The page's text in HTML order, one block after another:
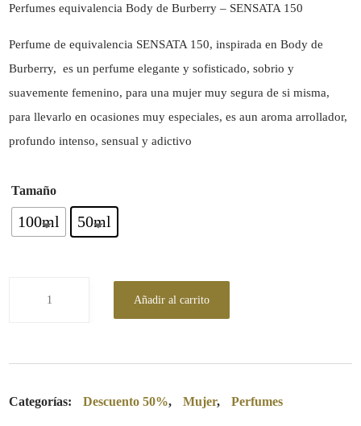
Perfumes equivalencia Body de Burberry – SENSATA 150
Perfume de equivalencia SENSATA 150, inspirada en Body de
Burberry, es un perfume elegante y sofisticado, sobrio y
suavemente femenino, para una mujer muy segura de si misma,
para llevarlo en ocasiones muy especiales, es aun aroma arrollador,
profundo intenso, sensual y adictivo
Tamaño
100ml 50ml
Añadir al carrito
Categorías: Descuento 50%, Mujer, Perfumes